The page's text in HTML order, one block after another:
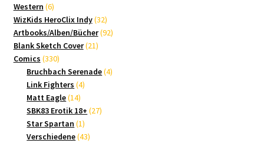
Western 66
Produkte
WizKids HeroClix Indy 3232
Produkte
Artbooks/Alben/Bücher 9292
Blank Sketch Cover 2121
Comics 330330
Produkte
Bruchbach Serenade 44
Link Fighters 44
Matt Eagle 1414
Produkte
SBK83 Erotik 18+ 2727
Star Spartan 11
Produkt
Verschiedene 4343